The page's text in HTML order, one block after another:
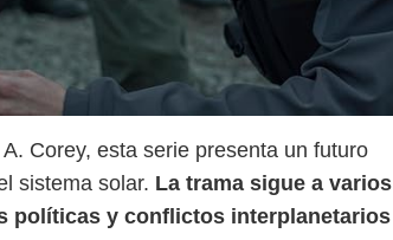
Corey, esta serie presenta un futuro
sistema solar. La trama sigue a varios
políticas y conflictos interplanetarios